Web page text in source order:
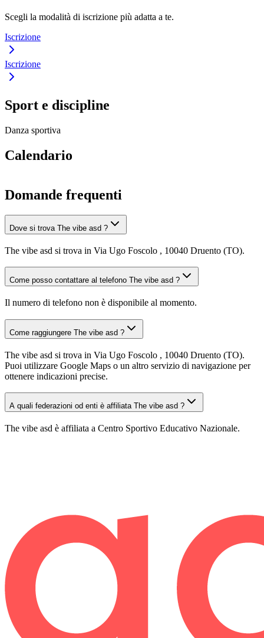
Scegli la modalità di iscrizione più adatta a te.
Iscrizione
Iscrizione
Sport e discipline
Danza sportiva
Calendario
Domande frequenti
Dove si trova The vibe asd ?
The vibe asd si trova in Via Ugo Foscolo , 10040 Druento (TO).
Come posso contattare al telefono The vibe asd ?
Il numero di telefono non è disponibile al momento.
Come raggiungere The vibe asd ?
The vibe asd si trova in Via Ugo Foscolo , 10040 Druento (TO).
Puoi utilizzare Google Maps o un altro servizio di navigazione per
ottenere indicazioni precise.
A quali federazioni od enti è affiliata The vibe asd ?
The vibe asd è affiliata a Centro Sportivo Educativo Nazionale.